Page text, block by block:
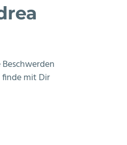
finde mit Dir